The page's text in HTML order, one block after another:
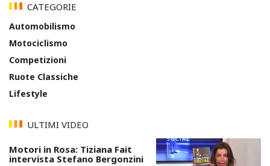
CATEGORIE
Automobilismo
Motociclismo
Competizioni
Ruote Classiche
Lifestyle
ULTIMI VIDEO
Motori in Rosa: Tiziana Fait
intervista Stefano Bergonzini